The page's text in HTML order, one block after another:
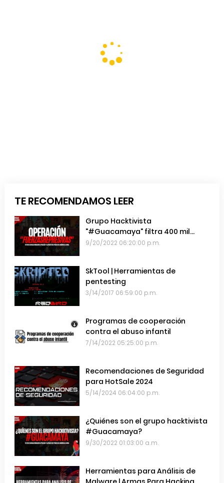
TE RECOMENDAMOS LEER
Grupo Hacktivista
"#Guacamaya" filtra 400 mil
emails de las Fuerzas Armadas de
9/20/2022 06:20:00 p.m.
SkTool | Herramientas de
pentesting
3/14/2017 06:59:00 p.m.
Programas de cooperación
contra el abuso infantil
7/14/2022 05:25:00 p.m.
Recomendaciones de Seguridad
para HotSale 2024
5/14/2024 06:04:00 p.m.
¿Quiénes son el grupo hacktivista
#Guacamaya?
9/30/2022 01:03:00 a.m.
Herramientas para Análisis de